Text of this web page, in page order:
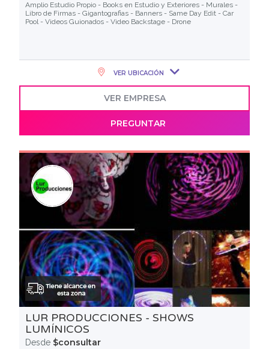
Amplio Estudio Propio - Books en Estudio y Exteriores - Murales -
Libro de Firmas - Gigantografias - Banners - Same Day Edit - Car
Pool - Videos Guionados - Video Backstage - Drone
VER UBICACIÓN
VER EMPRESA
PREGUNTAR
LUR PRODUCCIONES - SHOWS
LUMÍNICOS
Desde $consultar